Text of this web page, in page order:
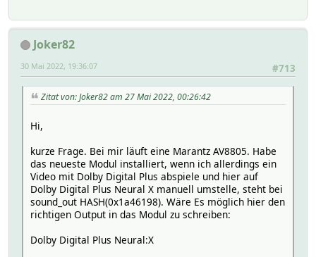
Joker82
#713
30 Mai 2022, 19:36:07
Zitat von: Joker82 am 27 Mai 2022, 00:26:42
Hi,
kurze Frage. Bei mir läuft eine Marantz AV8805. Habe
das neueste Modul installiert, wenn ich allerdings ein
Video mit Dolby Digital Plus abspiele und hier auf
Dolby Digital Plus Neural X manuell umstelle, steht bei
sound_out HASH(0x1a46198). Wäre Es möglich hier den
richtigen Output in das Modul zu schreiben:
Dolby Digital Plus Neural:X